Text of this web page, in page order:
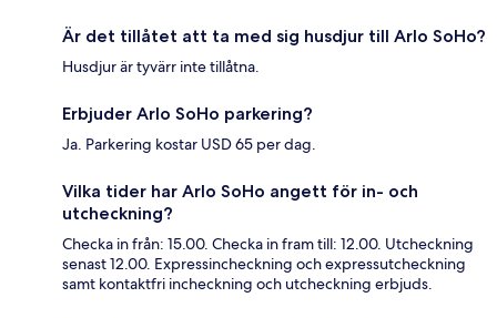
Är det tillåtet att ta med sig husdjur till Arlo SoHo?
Husdjur är tyvärr inte tillåtna.
Erbjuder Arlo SoHo parkering?
Ja. Parkering kostar USD 65 per dag.
Vilka tider har Arlo SoHo angett för in- och
utcheckning?
Checka in från: 15.00. Checka in fram till: 12.00. Utcheckning
senast 12.00. Expressincheckning och expressutcheckning
samt kontaktfri incheckning och utcheckning erbjuds.